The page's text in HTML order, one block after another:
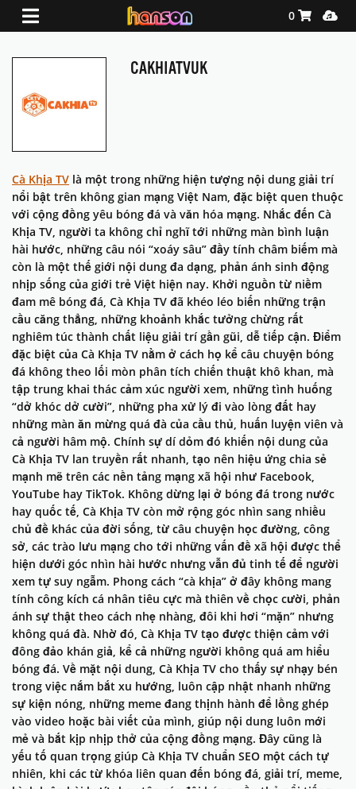
Shopping
0
CAKHIATVUK
Cà Khịa TV là một trong những hiện tượng nội dung giải trí
nổi bật trên không gian mạng Việt Nam, đặc biệt quen thuộc
với cộng đồng yêu bóng đá và văn hóa mạng. Nhắc đến Cà
Khịa TV, người ta không chỉ nghĩ tới những màn bình luận
hài hước, những câu nói “xoáy sâu” đầy tính châm biếm mà
còn là một thế giới nội dung đa dạng, phản ánh sinh động
nhịp sống của giới trẻ Việt hiện nay. Khởi nguồn từ niềm
đam mê bóng đá, Cà Khịa TV đã khéo léo biến những trận
cầu căng thẳng, những khoảnh khắc tưởng chừng rất
nghiêm túc thành chất liệu giải trí gần gũi, dễ tiếp cận. Điểm
đặc biệt của Cà Khịa TV nằm ở cách họ kể câu chuyện bóng
đá không theo lối mòn phân tích chiến thuật khô khan, mà
tập trung khai thác cảm xúc người xem, những tình huống
“dở khóc dở cười”, những pha xử lý đi vào lòng đất hay
những màn ăn mừng quá đà của cầu thủ, huấn luyện viên và
cả người hâm mộ. Chính sự dí dỏm đó khiến nội dung của
Cà Khịa TV lan truyền rất nhanh, tạo nên hiệu ứng chia sẻ
mạnh mẽ trên các nền tảng mạng xã hội như Facebook,
YouTube hay TikTok. Không dừng lại ở bóng đá trong nước
hay quốc tế, Cà Khịa TV còn mở rộng góc nhìn sang nhiều
chủ đề khác của đời sống, từ câu chuyện học đường, công
sở, các trào lưu mạng cho tới những vấn đề xã hội được thể
hiện dưới góc nhìn hài hước nhưng vẫn đủ tinh tế để người
xem tự suy ngẫm. Phong cách “cà khịa” ở đây không mang
tính công kích cá nhân tiêu cực mà thiên về chọc cười, phản
ánh sự thật theo cách nhẹ nhàng, đôi khi hơi “mặn” nhưng
không quá đà. Nhờ đó, Cà Khịa TV tạo được thiện cảm với
đông đảo khán giả, kể cả những người không quá am hiểu
bóng đá. Về mặt nội dung, Cà Khịa TV cho thấy sự nhạy bén
trong việc nắm bắt xu hướng, luôn cập nhật nhanh những
sự kiện nóng, những meme đang thịnh hành để lồng ghép
vào video hoặc bài viết của mình, giúp nội dung luôn mới
mẻ và bắt kịp nhịp thở của cộng đồng mạng. Đây cũng là
yếu tố quan trọng giúp Cà Khịa TV chuẩn SEO một cách tự
nhiên, khi các từ khóa liên quan đến bóng đá, giải trí, meme,